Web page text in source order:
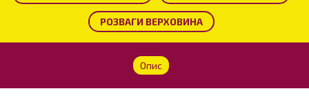
РОЗВАГИ ВЕРХОВИНА
Опис